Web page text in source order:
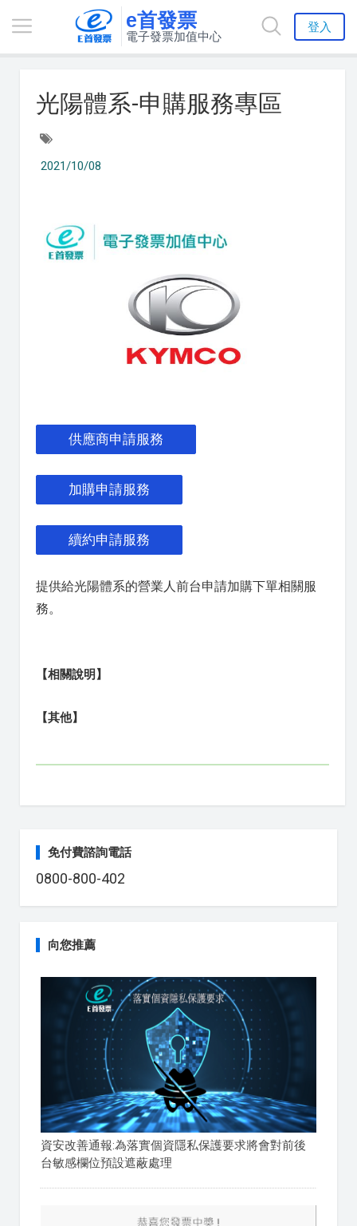
e首發票
電子發票加值中心
登入
光陽體系-申購服務專區
2021/10/08
供應商申請服務
加購申請服務
續約申請服務
提供給光陽體系的營業人前台申請加購下單相關服
務。
【相關說明】
【其他】
免付費諮詢電話
0800-800-402
向您推薦
資安改善通報:為落實個資隱私保護要求將會對前後
台敏感欄位預設遮蔽處理